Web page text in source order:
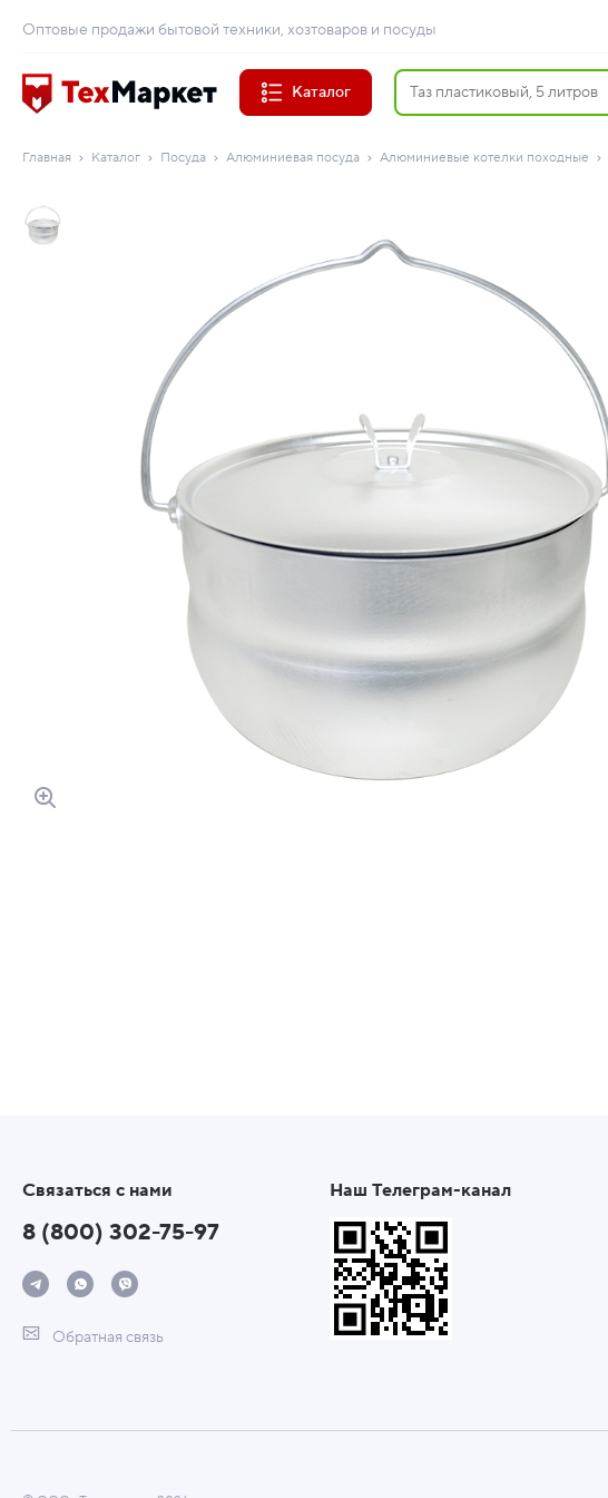
Оптовые продажи бытовой техники, хозтоваров и посуды
Каталог
Главная Каталог Посуда Алюминиевая посуда Алюминиевые котелки походные
Связаться с нами
8 (800) 302-75-97
Обратная связь
Наш Телеграм-канал